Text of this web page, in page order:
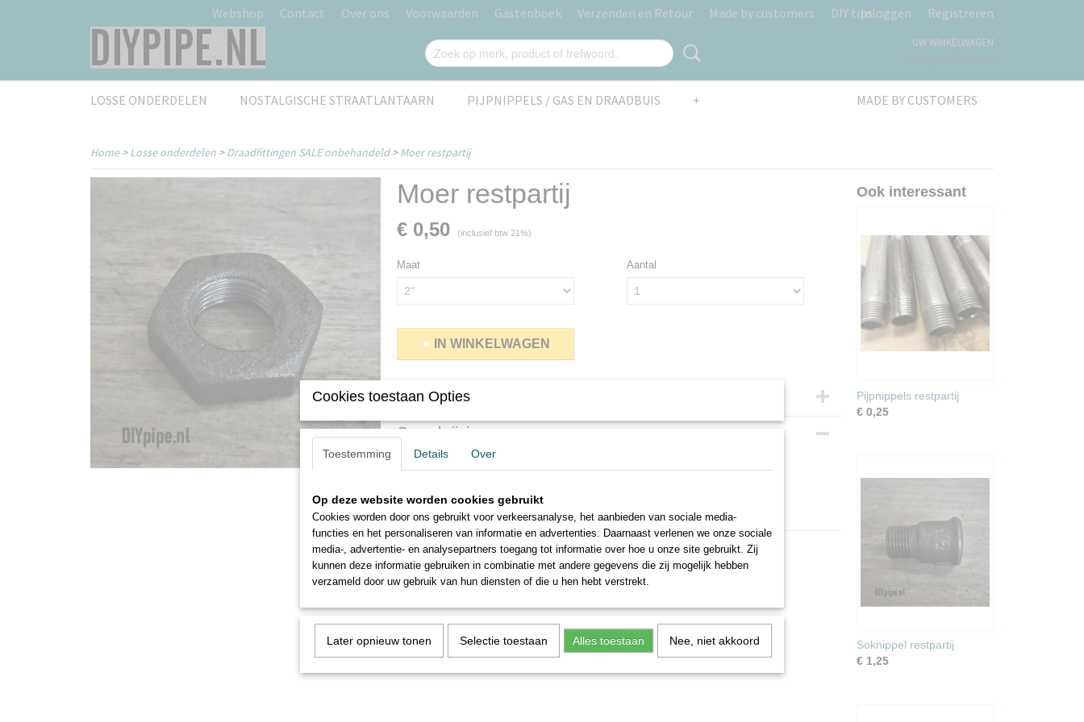
Webshop Contact Over ons Voorwaarden Gastenboek Verzenden en Retour Made by customers DIY tipsInloggen Registreren
UW WINKELWAGEN
MADE BY CUSTOMERS
LOSSE ONDERDELEN NOSTALGISCHE STRAATLANTAARN PIJPNIPPELS / GAS EN DRAADBUIS +
Home>Losse onderdelen >Draadfittingen SALE onbehandeld>Moer restpartij
Moer restpartij
€ 0,50 (inclusief btw 21%)
Maat Aantal
IN WINKELWAGEN
Specificaties
Productcode 339-102
Omschrijving
Moer onbehandeld
Moer 2'' voorraad 66st.
Ook interessant
Pijpnippels restpartij
€ 0,25
Soknippel restpartij
€ 1,25
Cookies toestaan Opties
Toestemming Details Over
Op deze website worden cookies gebruikt
Cookies worden door ons gebruikt voor verkeersanalyse, het aanbieden van sociale media-
functies en het personaliseren van informatie en advertenties. Daarnaast verlenen we onze sociale
media-, advertentie- en analysepartners toegang tot informatie over hoe u onze site gebruikt. Zij
kunnen deze informatie gebruiken in combinatie met andere gegevens die zij mogelijk hebben
verzameld door uw gebruik van hun diensten of die u hen hebt verstrekt.
Later opnieuw tonen Selectie toestaan Alles toestaan Nee, niet akkoord